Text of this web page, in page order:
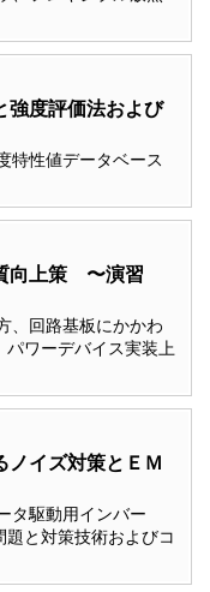
強度評価法および
特性値データベース
向上策 〜演習
、回路基板にかかわ
パワーデバイス実装上
ノイズ対策とＥＭ
タ駆動用インバー
と対策技術およびコ